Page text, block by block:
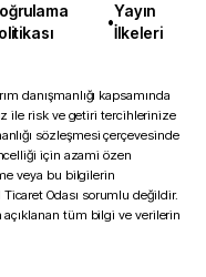
•
Yayın
İlkeleri
danışmanlığı kapsamında
ile risk ve getiri tercihlerinize
sözleşmesi çerçevesinde
için azami özen
veya bu bilgilerin
Odası sorumlu değildir.
açıklanan tüm bilgi ve verilerin